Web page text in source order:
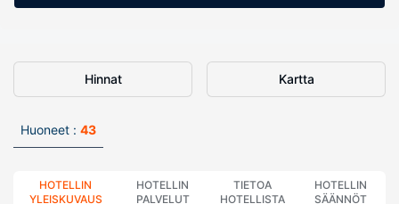
Hinnat Kartta
Huoneet : 43
HOTELLIN
YLEISKUVAUS
HOTELLIN
PALVELUT
TIETOA
HOTELLISTA
HOTELLIN
SÄÄNNÖT